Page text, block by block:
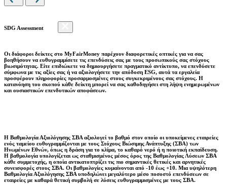
SDG Assessment
Οι διάφοροι δείκτες στο MyFairMoney παρέχουν διαφορετικές οπτικές για να σας
βοηθήσουν να ευθυγραμμίσετε τις επενδύσεις σας με τους προσωπικούς σας στόχους
βιωσιμότητας. Είτε επιδιώκετε να δημιουργήσετε πραγματικό αντίκτυπο, να επενδύσετε
σύμφωνα με τις αξίες σας ή να αξιολογήσετε την απόδοση ESG, αυτά τα εργαλεία
προσφέρουν πληροφορίες προσαρμοσμένες στους συγκεκριμένους σας στόχους. Η
κατανόηση του σκοπού κάθε δείκτη μπορεί να σας καθοδηγήσει στη λήψη ενημερωμένων
και ουσιαστικών επενδυτικών αποφάσεων.
Η Βαθμολογία Αξιολόγησης ΣΒΑ αξιολογεί το βαθμό στον οποίο οι υποκείμενες εταιρείες
ενός ταμείου ευθυγραμμίζονται με τους Στόχους Βιώσιμης Ανάπτυξης (ΣΒΑ) των
Ηνωμένων Εθνών, όπως η δράση για το κλίμα, το καθαρό νερό ή η ποιοτική εκπαίδευση.
Η βαθμολογία υπολογίζεται ως σταθμισμένος μέσος όρος της Βαθμολογίας Λύσεων ΣΒΑ
κάθε συμμετοχής, η οποία αντικατοπτρίζει τις πιο σημαντικές θετικές και αρνητικές
συνεισφορές στους ΣΒΑ. Οι βαθμολογίες κυμαίνονται από -10 έως +10. Μια υψηλότερη
Βαθμολογία Αξιολόγησης ΣΒΑ υποδηλώνει μεγαλύτερο μέσο ποσοστό επενδύσεων σε
εταιρείες με καθαρά θετική συμβολή σε λύσεις ευθυγραμμισμένες με τους ΣΒΑ.